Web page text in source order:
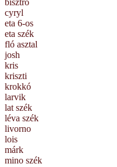
bisztro
cyryl
eta 6-os
eta szék
fló asztal
josh
kris
kriszti
krokkó
larvik
lat szék
léva szék
livorno
lois
márk
mino szék